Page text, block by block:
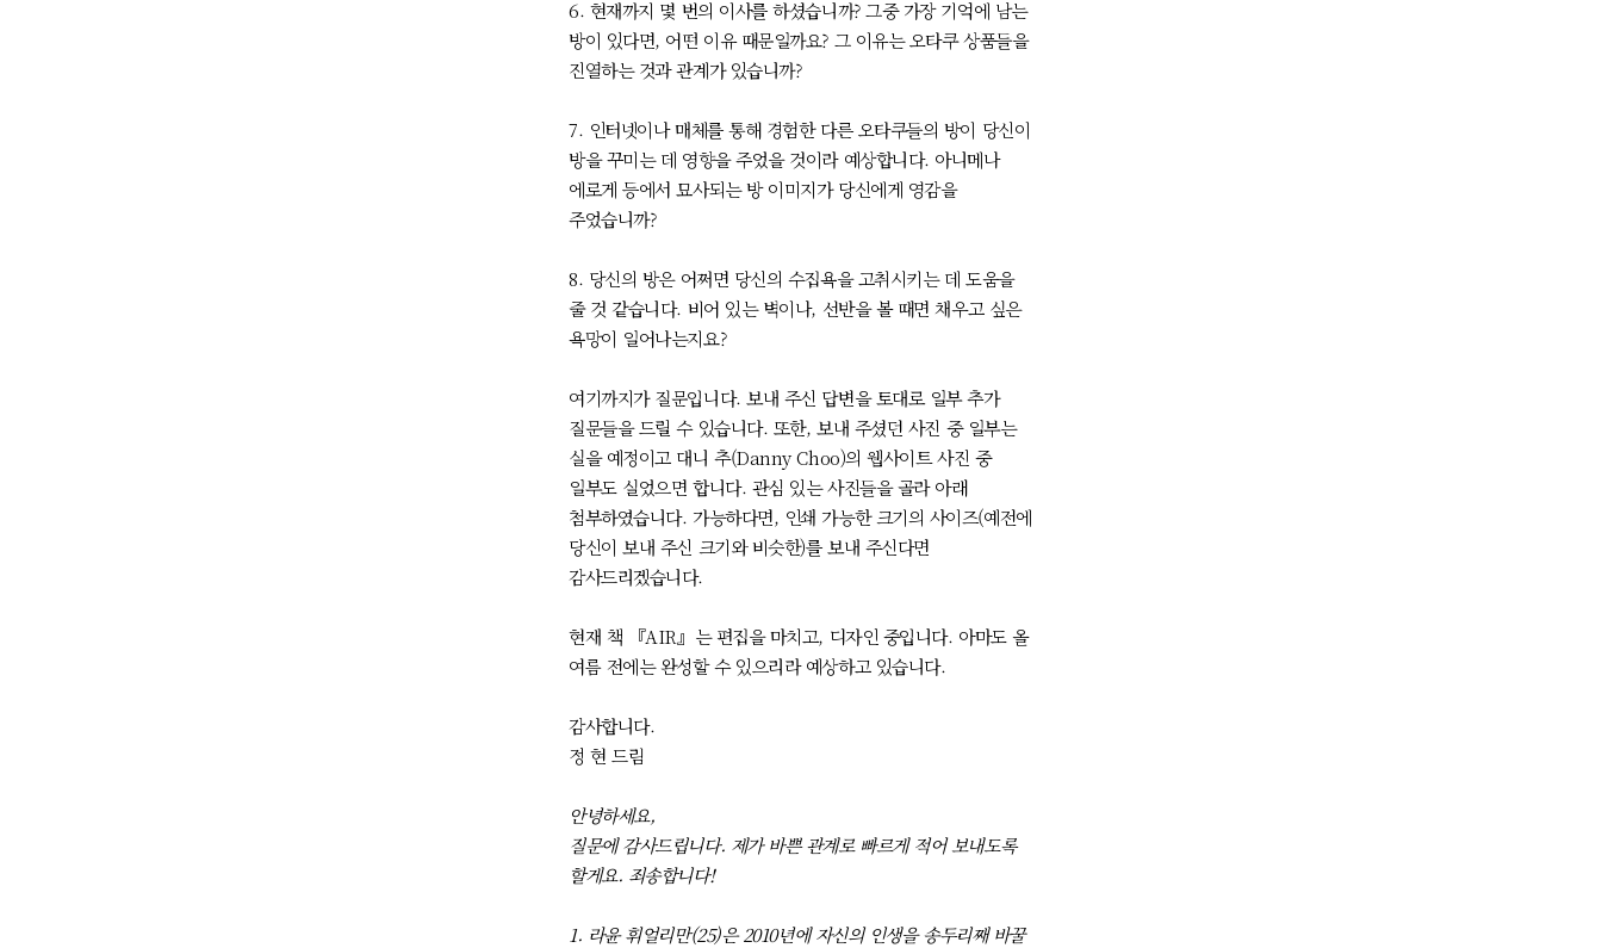
6. 현재까지 몇 번의 이사를 하셨습니까? 그중 가장 기억에 남는
방이 있다면, 어떤 이유 때문일까요? 그 이유는 오타쿠 상품들을
진열하는 것과 관계가 있습니까?
7. 인터넷이나 매체를 통해 경험한 다른 오타쿠들의 방이 당신이
방을 꾸미는 데 영향을 주었을 것이라 예상합니다. 아니메나
에로게 등에서 묘사되는 방 이미지가 당신에게 영감을
주었습니까?
8. 당신의 방은 어쩌면 당신의 수집욕을 고취시키는 데 도움을
줄 것 같습니다. 비어 있는 벽이나, 선반을 볼 때면 채우고 싶은
욕망이 일어나는지요?
여기까지가 질문입니다. 보내 주신 답변을 토대로 일부 추가
질문들을 드릴 수 있습니다. 또한, 보내 주셨던 사진 중 일부는
실을 예정이고 대니 추(Danny Choo)의 웹사이트 사진 중
일부도 실었으면 합니다. 관심 있는 사진들을 골라 아래
첨부하였습니다. 가능하다면, 인쇄 가능한 크기의 사이즈(예전에
당신이 보내 주신 크기와 비슷한)를 보내 주신다면
감사드리겠습니다.
현재 책 『AIR』는 편집을 마치고, 디자인 중입니다. 아마도 올
여름 전에는 완성할 수 있으리라 예상하고 있습니다.
감사합니다.
정 현 드림
안녕하세요,
질문에 감사드립니다. 제가 바쁜 관계로 빠르게 적어 보내도록
할게요. 죄송합니다!
1. 라윤 휘얼리만(25)은 2010년에 자신의 인생을 송두리째 바꿀